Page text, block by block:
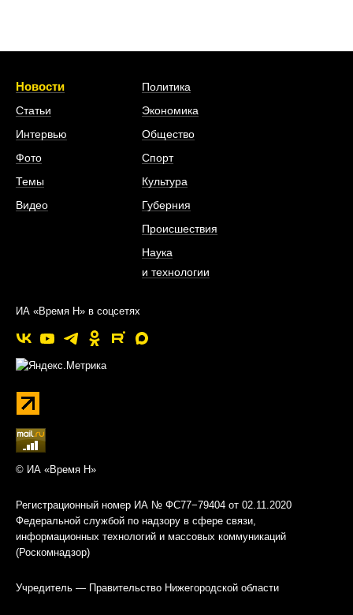
Новости
Статьи
Интервью
Фото
Темы
Видео
Политика
Экономика
Общество
Спорт
Культура
Губерния
Происшествия
Наука
и технологии
ИА «Время Н» в соцсетях
© ИА «Время Н»
Регистрационный номер ИА № ФС77−79404 от 02.11.2020
Федеральной службой по надзору в сфере связи,
информационных технологий и массовых коммуникаций
(Роскомнадзор)
Учредитель — Правительство Нижегородской области